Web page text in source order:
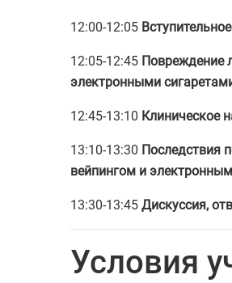
12:00-12:05
12:05-12:45 Повреждение
электронными
12:45-13:10 Клиническое
13:10-13:30 Последствия
вейпингом и
13:30-13:45 Дискуссия,
Условия